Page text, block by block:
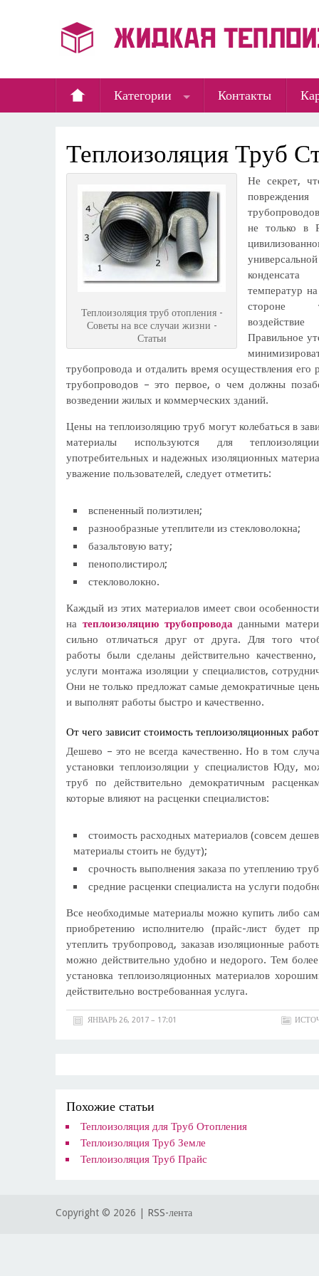
Категории Контакты
Теплоизоляция Труб
Теплоизоляция труб отопления -
Советы на все случаи жизни -
Статьи
Не секрет,
не только в
температур
стороне
Правильное
трубопровода и отдалить время осуществления его
трубопроводов – это первое, о чем должны
возведении жилых и коммерческих зданий.
Цены на теплоизоляцию труб могут колебаться в
материалы используются для
употребительных и надежных изоляционных
уважение пользователей, следует отметить:
вспененный полиэтилен;
разнообразные утеплители из стекловолокна;
базальтовую вату;
пенополистирол;
стекловолокно.
Каждый из этих материалов имеет свои
натеплоизоляцию трубопроводаданными
сильно отличаться друг от друга. Для того
работы были сделаны действительно
услуги монтажа изоляции у специалистов,
Они не только предложат самые демократичные
и выполнят работы быстро и качественно.
От чего зависит стоимость теплоизоляционных работ
Дешево – это не всегда качественно. Но в том
установки теплоизоляции у специалистов Юду,
труб по действительно демократичным
которые влияют на расценки специалистов:
стоимость расходных материалов (совсем
материалы стоить не будут);
срочность выполнения заказа по утеплению
средние расценки специалиста на услуги
Все необходимые материалы можно купить либо
приобретению исполнителю (прайс-лист будет
утеплить трубопровод, заказав изоляционные
можно действительно удобно и недорого. Тем
установка теплоизоляционных материалов
действительно востребованная услуга.
ЯНВАРЬ 26, 2017 – 17:01
Похожие статьи
Теплоизоляция для Труб Отопления
Теплоизоляция Труб Земле
Теплоизоляция Труб Прайс
Copyright © 2026 | RSS-лента